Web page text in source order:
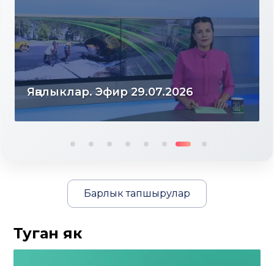
Яңалыклар. Эфир 28.07.2026
Барлык тапшырулар
Туган як